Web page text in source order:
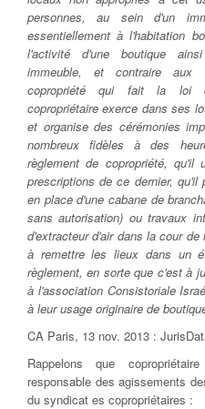
personnes, au sein d'un
essentiellement à l'habitation
l'activité d'une boutique
immeuble, et contraire aux
copropriété qui fait la loi
copropriétaire exerce dans ses
et organise des cérémonies
nombreux fidèles à des
règlement de copropriété,
prescriptions de ce dernier,
en place d'une cabane de
sans autorisation) ou travaux
d'extracteur d'air dans la cour
à remettre les lieux dans un
règlement, en sorte que c'est à
à l'association Consistoriale
à leur usage originaire de
CA Paris, 13 nov. 2013 :
Rappelons que
responsable des agissements
du syndicat es copropriétaires :